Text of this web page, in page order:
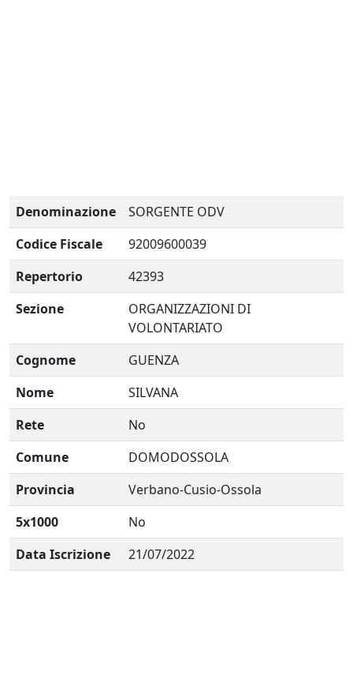
Denominazione
SORGENTE ODV
Codice Fiscale
92009600039
Repertorio
42393
Sezione
ORGANIZZAZIONI DI
VOLONTARIATO
Cognome
GUENZA
Nome
SILVANA
Rete
No
Comune
DOMODOSSOLA
Provincia
Verbano-Cusio-Ossola
5x1000
No
Data Iscrizione
21/07/2022